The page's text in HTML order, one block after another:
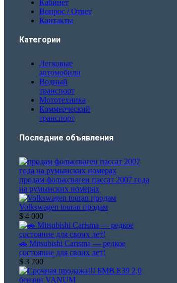
Кабинет
Вопрос / Ответ
Контакты
Категории
Легковые
автомобили
Водный
транспорт
Мототехника
Коммерческий
транспорт
Последние объявления​
продам фольксваген пассат 2007 года
на румынских номерах
Volkswagen touran продам
$ 4 000
🚗 Mitsubishi Carisma — редкое
состояние для своих лет!
$ 3 700